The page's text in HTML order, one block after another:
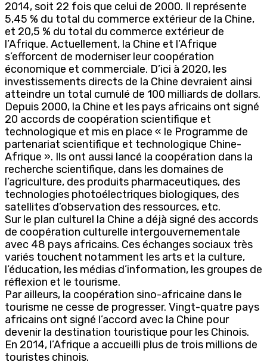
2014, soit 22 fois que celui de 2000. Il représente
5,45 % du total du commerce extérieur de la Chine,
et 20,5 % du total du commerce extérieur de
l’Afrique. Actuellement, la Chine et l’Afrique
s’efforcent de moderniser leur coopération
économique et commerciale. D’ici à 2020, les
investissements directs de la Chine devraient ainsi
atteindre un total cumulé de 100 milliards de dollars.
Depuis 2000, la Chine et les pays africains ont signé
20 accords de coopération scientifique et
technologique et mis en place « le Programme de
partenariat scientifique et technologique Chine-
Afrique ». Ils ont aussi lancé la coopération dans la
recherche scientifique, dans les domaines de
l’agriculture, des produits pharmaceutiques, des
technologies photoélectriques biologiques, des
satellites d’observation des ressources, etc.
Sur le plan culturel la Chine a déjà signé des accords
de coopération culturelle intergouvernementale
avec 48 pays africains. Ces échanges sociaux très
variés touchent notamment les arts et la culture,
l’éducation, les médias d’information, les groupes de
réflexion et le tourisme.
Par ailleurs, la coopération sino-africaine dans le
tourisme ne cesse de progresser. Vingt-quatre pays
africains ont signé l’accord avec la Chine pour
devenir la destination touristique pour les Chinois.
En 2014, l’Afrique a accueilli plus de trois millions de
touristes chinois.